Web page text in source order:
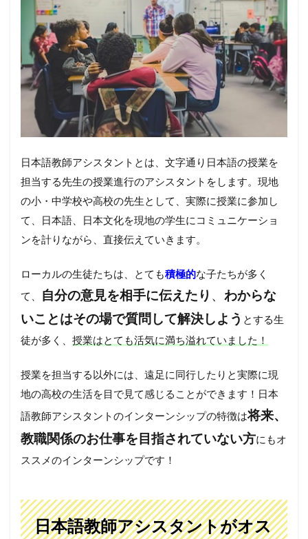
日本語教師アシスタントとは、文字通り日本語の授業を
担当する先生の授業進行のアシスタントをします。現地
の小・中学校や高校の先生として、実際に授業に参加し
て、日本語、日本文化を現地の学生にコミュニケーショ
ンを計りながら、直接伝えていきます。
ローカルの生徒たちは、とても積極的な子たちが多く
て、
自分の意見を相手に伝えたり 、 わからな
いことはその場で質問して解決しよう とする生
徒が多く、 授業はとても活気に満ち溢れていました！
授業を担当する以外には、遠足に同行したりと実際に現
地の高校の生活を目で見て感じることができます！日本
語教師アシスタントのインターンシップの特徴は将来、
教職関係のお仕事を目指されていない方にもオ
ススメのインターンシップです！
日本語教師アシスタントがオス